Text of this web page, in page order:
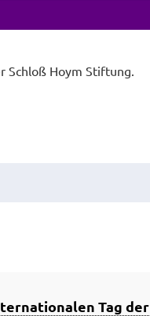
Schloß Hoym Stiftung.
Tag der